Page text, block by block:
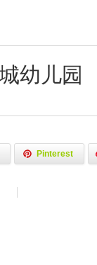
幼儿园
Pinterest